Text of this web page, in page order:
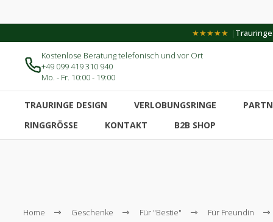
★★★★★ |
Kostenlose Beratung telefonisch und vor Ort
+49 099 419 310 940
Mo. - Fr. 10:00 - 19:00
TRAURINGE DESIGN VERLOBUNGSRINGE
RINGGRÖSSE
KONTAKT B2B SHOP
Home Geschenke Für "Bestie" Für Freundin